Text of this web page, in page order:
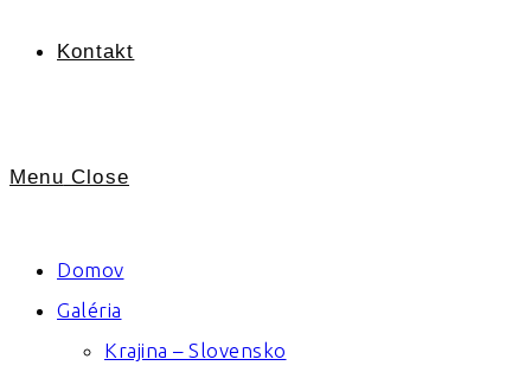
Kontakt
Menu Close
Domov
Galéria
Krajina – Slovensko